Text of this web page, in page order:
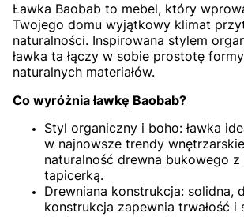
Ławka Baobab to mebel, który
Twojego domu wyjątkowy klimat
naturalności. Inspirowana stylem
ławka ta łączy w sobie prostotę
naturalnych materiałów.
Co wyróżnia ławkę Baobab?
Styl organiczny i boho: ławka
w najnowsze trendy
naturalność drewna bukowego z
tapicerką.
Drewniana konstrukcja: solidna,
konstrukcja zapewnia trwałość i